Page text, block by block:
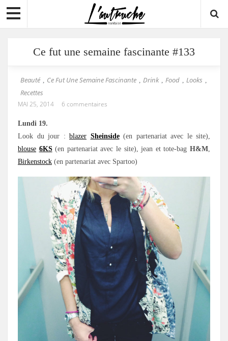
Ce fut une semaine fascinante #133
Beauté , Ce Fut Une Semaine Fascinante , Drink , Food , Looks ,
Recettes
MAI 25, 2014 6 commentaires
Lundi 19.
Look du jour : blazer Sheinside(en partenariat avec le site),
blouse 6KS(en partenariat avec le site), jean et tote-bagH&M,
Birkenstock (en partenariat avec Spartoo)